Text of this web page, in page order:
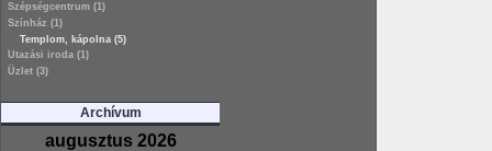
Szépségcentrum (1)
Színház (1)
Templom, kápolna (5)
Utazási iroda (1)
Üzlet (3)
Archívum
augusztus 2026